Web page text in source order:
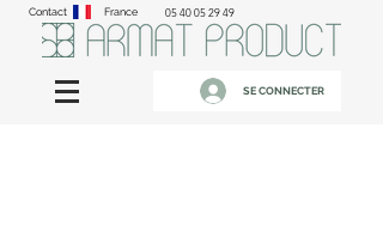
Contact France 05 40 05 29 49
SE CONNECTER